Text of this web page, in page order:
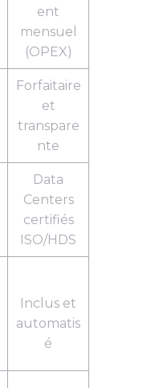
ent
mensuel
(OPEX)
Forfaitaire
et
transpare
nte
Data
Centers
certifiés
ISO/HDS
Inclus et
automatis
é